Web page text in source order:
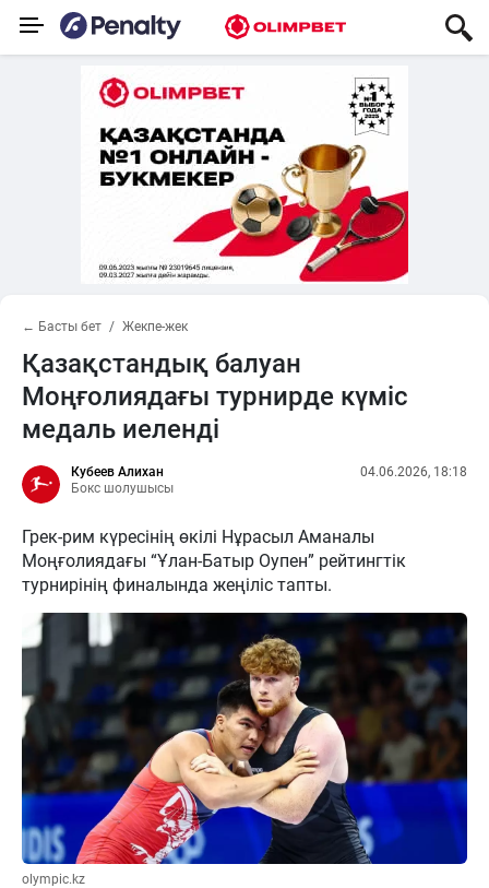
← Басты бет Жекпе-жек
Қазақстандық балуан
Моңғолиядағы турнирде күміс
медаль иеленді
Кубеев Алихан
Бокс шолушысы
04.06.2026, 18:18
Грек-рим күресінің өкілі Нұрасыл Аманалы
Моңғолиядағы “Ұлан-Батыр Оупен” рейтингтік
турнирінің финалында жеңіліс тапты.
olympic.kz